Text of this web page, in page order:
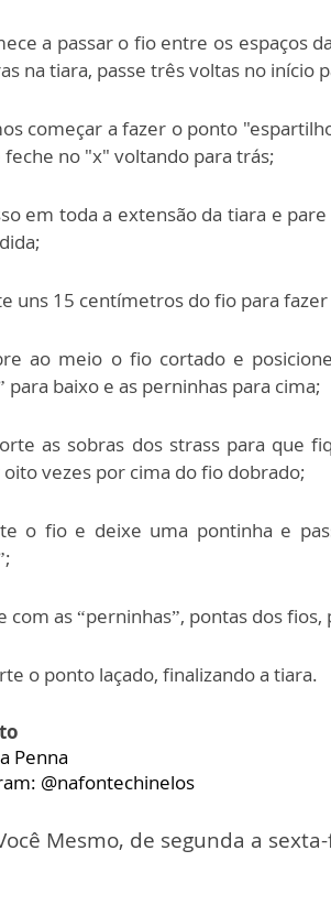
a passar o fio entre os espaços
na tiara, passe três voltas no início
começar a fazer o ponto
feche no "x" voltando para trás;
em toda a extensão da tiara e
uns 15 centímetros do fio para
ao meio o fio cortado e
para baixo e as perninhas para cima;
as sobras dos strass para que
oito vezes por cima do fio dobrado;
o fio e deixe uma pontinha e
com as “perninhas”, pontas dos
o ponto laçado, finalizando a tiara.
Penna
@nafontechinelos
Mesmo, de segunda a